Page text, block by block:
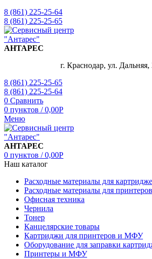
8 (861) 225-25-64
8 (861) 225-25-65
АНТАРЕС
г. Краснодар, ул. Дальняя,
8 (861) 225-25-65
8 (861) 225-25-64
0 Сравнить
0 пунктов / 0,00Р
Меню
АНТАРЕС
0 пунктов / 0,00Р
Наш каталог
Расходные материалы для
Расходные материалы для принтеров
Офисная техника
Чернила
Тонер
Канцелярские товары
Картриджи для принтеров и МФУ
Оборудование для заправки
Принтеры и МФУ